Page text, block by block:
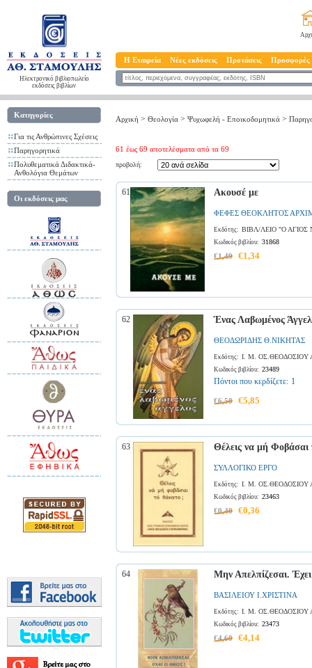
Ηλεκτρονικό βιβλιοπωλείο
εκδόσεις βιβλίων
Η Εταιρεία Νέες εκδόσεις Προτάσεις Προσφορές
Κατηγορίες
Για τις Ανθρώπινες Σχέσεις
Παρηγορητικά
Πολυθεματικά Διδακτικά-
Ανθολόγια Θεμάτων
Οι εκδόσεις μας
Αρχική > Θεολογία > Ψυχωφελή - Επoικοδομητικά >
61 έως 69 αποτελέσματα από τα 69
προβολή:
61 Ακουσέ με
ΦΕΦΕΣ ΘΕΟΚΛΗΤΟΣ
Εκδότης: ΒΙΒΛ/ΛΕΙΟ "Ο
Κωδικός βιβλίου: 31868
€1,49 €1,34
62 Ένας Λαβωμένος
ΘΕΟΔΩΡΙΔΗΣ Θ.ΝΙΚΗΤΑΣ
Εκδότης: Ι. Μ. ΟΣ.ΘΕΟΔΟΣΙΟΥ
Κωδικός βιβλίου: 23489
Πόντοι που κερδίζετε: 1
€6,50 €5,85
63 Θέλεις να μή
ΣΥΛΛΟΓΙΚΟ ΕΡΓΟ
Εκδότης: Ι. Μ. ΟΣ.ΘΕΟΔΟΣΙΟΥ
Κωδικός βιβλίου: 23463
€0,40 €0,36
64 Μην Απελπίζεσαι.
ΒΑΣΙΛΕΙΟΥ Ι.ΧΡΙΣΤΙΝΑ
Εκδότης: Ι. Μ. ΟΣ.ΘΕΟΔΟΣΙΟΥ
Κωδικός βιβλίου: 23473
€4,60 €4,14